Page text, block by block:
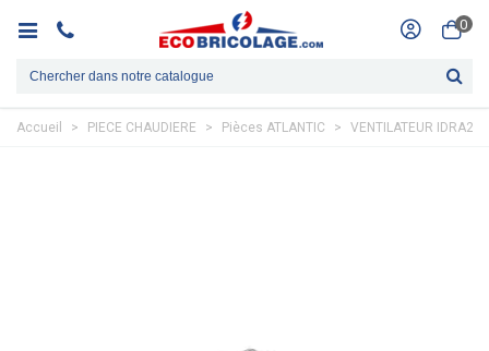
0
Accueil > PIECE CHAUDIERE > Pièces ATLANTIC > VENTILATEUR